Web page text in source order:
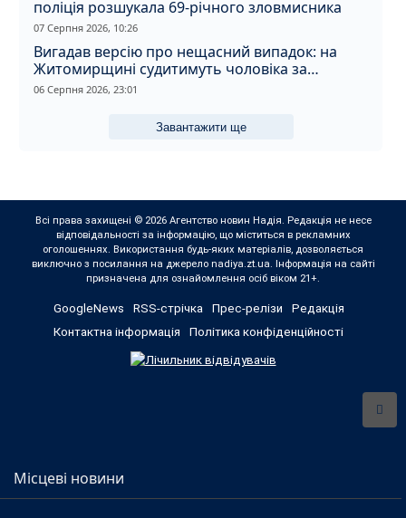
поліція розшукала 69-річного зловмисника
07 Серпня 2026, 10:26
Вигадав версію про нещасний випадок: на
Житомирщині судитимуть чоловіка за
вбивство співмешканки
06 Серпня 2026, 23:01
Завантажити ще
Всі права захищені © 2026 Агентство новин Надія. Редакція не несе
відповідальності за інформацію, що міститься в рекламних
оголошеннях. Використання будь-яких матеріалів, дозволяється
виключно з посилання на джерело nadiya.zt.ua. Інформація на сайті
призначена для ознайомлення осіб віком 21+.
GoogleNews RSS-стрічка Прес-релізи
Редакція
Контактна інформація
Політика конфіденційності
Місцеві новини